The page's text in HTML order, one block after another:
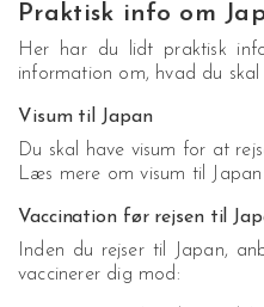
Praktisk info om
Her har du lidt praktisk
information om, hvad du skal
Visum til Japan
Du skal have visum for at
Læs mere om visum til Japan
Vaccination før rejsen til
Inden du rejser til Japan,
vaccinerer dig mod: